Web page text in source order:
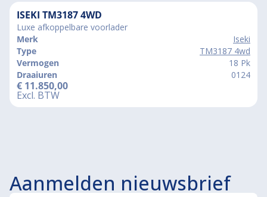
ISEKI TM3187 4WD
Luxe afkoppelbare voorlader
Merk
Iseki
Type
TM3187 4wd
Vermogen
18 Pk
Draaiuren
0124
€ 11.850,00
Excl. BTW
Aanmelden nieuwsbrief